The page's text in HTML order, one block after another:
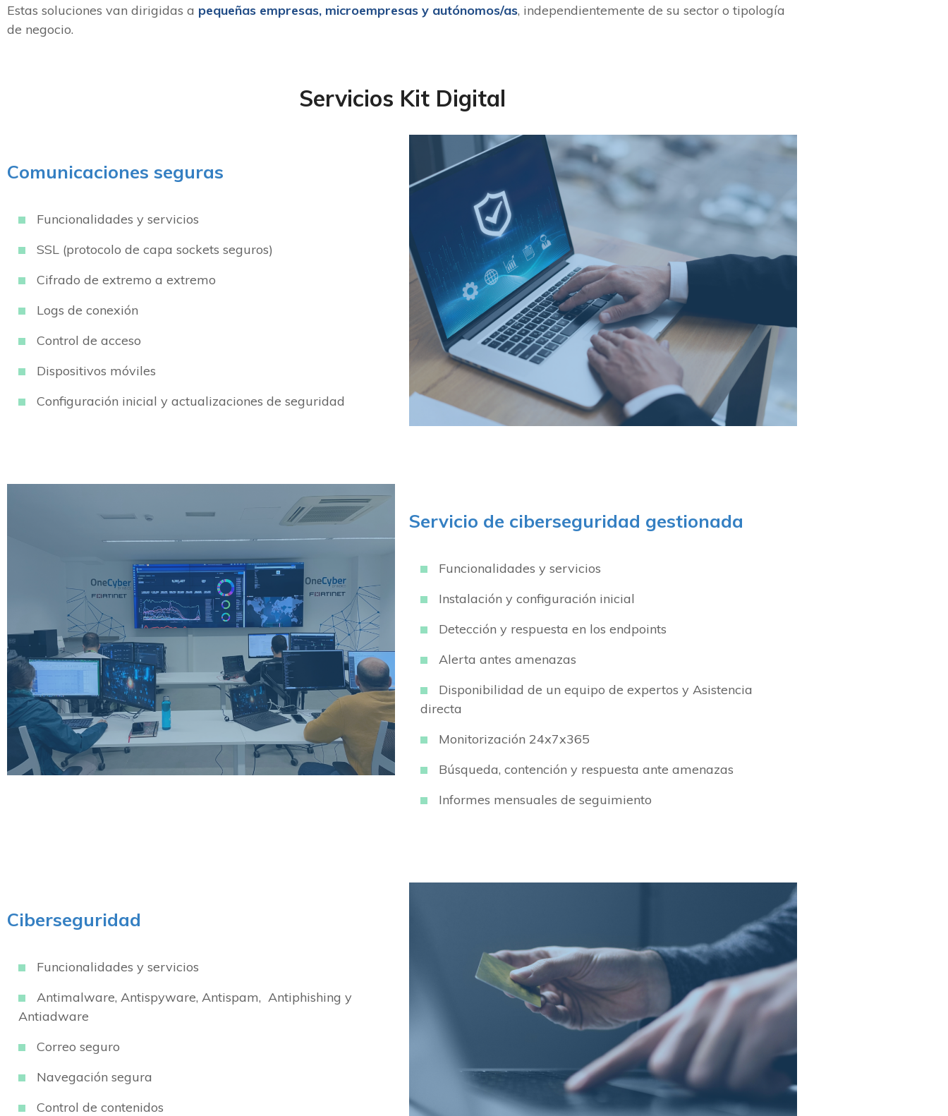
Estas soluciones van dirigidas a pequeñas empresas, microempresas y autónomos/as, independientemente de su sector o tipología
de negocio.
Servicios Kit Digital
Comunicaciones seguras
Funcionalidades y servicios
SSL (protocolo de capa sockets seguros)
Cifrado de extremo a extremo
Logs de conexión
Control de acceso
Dispositivos móviles
Configuración inicial y actualizaciones de seguridad
Servicio de ciberseguridad gestionada
Funcionalidades y servicios
Instalación y configuración inicial
Detección y respuesta en los endpoints
Alerta antes amenazas
Disponibilidad de un equipo de expertos y Asistencia
directa
Monitorización 24x7x365
Búsqueda, contención y respuesta ante amenazas
Informes mensuales de seguimiento
Ciberseguridad
Funcionalidades y servicios
Antimalware, Antispyware, Antispam, Antiphishing y
Antiadware
Correo seguro
Navegación segura
Control de contenidos